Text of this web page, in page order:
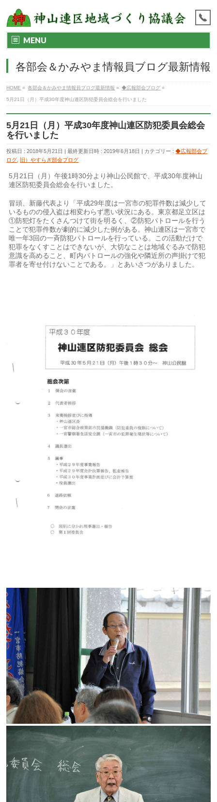
MENU
各部会＆かみやま情報員ブログ最新情報
HOME » 各部会＆かみやま情報員ブログ最新情報 » ◆広報部会ブログ »
5月21日（月）平成30年度神山連区防犯委員会総会を行いました
5月21日（月）平成30年度神山連区防犯委員会総会
を行いました
投稿日 : 2018年5月21日 最終更新日時 : 2019年6月18日 カテゴリー :◆広報部会ブ
ログ
旧）やすらぎ部会ブログ
5月21日（月）午後1時30分より神山公民館で、平成30年度神山
連区防犯委員会総会を行いました。
冒頭、新藤代表より「平成29年度は一宮市の犯罪件数は減少して
いるものの侵入盗は相変わらず悪い状況にある。東京都足立区は
①防犯灯をたくさんつけて街を明るく、②防犯パトロールを行う
ことで犯罪件数が劇的に減少した例がある。神山連区は一宮市で
唯一年3回の一斉防犯パトロールを行っている。この活動だけで
犯罪をなくすことはできないが、大切なことは地域ぐるみで防犯
意識を高めること、町内パトロールの強化や隣近所の声掛けで犯
罪者を寄せ付けないことである。」とあいさつがありました。